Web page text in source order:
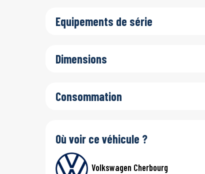
Equipements de série
Dimensions
Consommation
Où voir ce véhicule ?
Volkswagen Cherbourg